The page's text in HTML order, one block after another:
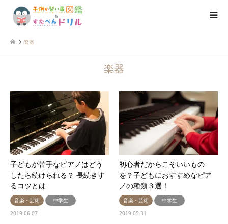
楽器
楽器
子どもが苦手なピアノはどう
したら続けられる？ 長続きす
るコツとは
音楽・芸術
中学生
2019.06.07
初心者だからこそいいもの
を？子どもにおすすめなピア
ノの種類３選！
音楽・芸術
中学生
2019.05.31